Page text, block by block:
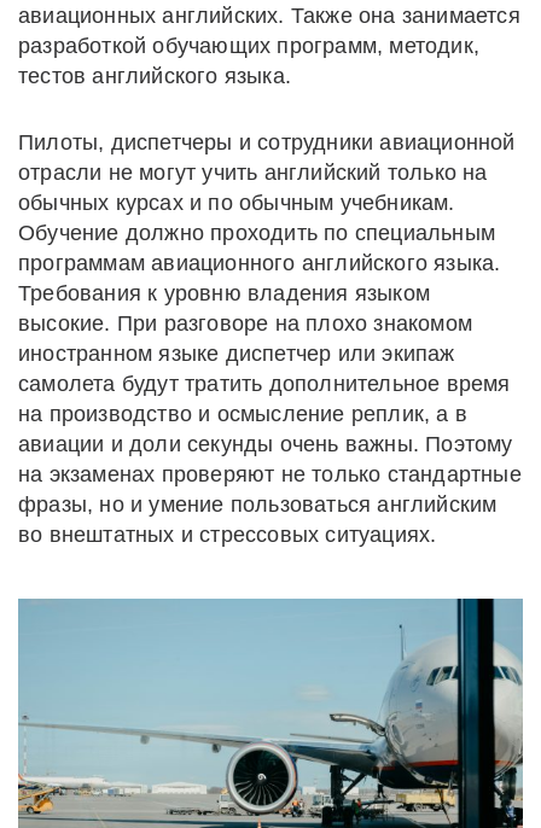
авиационных английских. Также она занимается
разработкой обучающих программ, методик,
тестов английского языка.
Пилоты, диспетчеры и сотрудники авиационной
отрасли не могут учить английский только на
обычных курсах и по обычным учебникам.
Обучение должно проходить по специальным
программам авиационного английского языка.
Требования к уровню владения языком
высокие. При разговоре на плохо знакомом
иностранном языке диспетчер или экипаж
самолета будут тратить дополнительное время
на производство и осмысление реплик, а в
авиации и доли секунды очень важны. Поэтому
на экзаменах проверяют не только стандартные
фразы, но и умение пользоваться английским
во внештатных и стрессовых ситуациях.